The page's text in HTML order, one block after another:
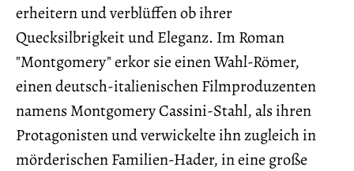
erheitern und verblüffen ob ihrer
Quecksilbrigkeit und Eleganz. Im Roman
"Montgomery" erkor sie einen Wahl-Römer,
einen deutsch-italienischen Filmproduzenten
namens Montgomery Cassini-Stahl, als ihren
Protagonisten und verwickelte ihn zugleich in
mörderischen Familien-Hader, in eine große